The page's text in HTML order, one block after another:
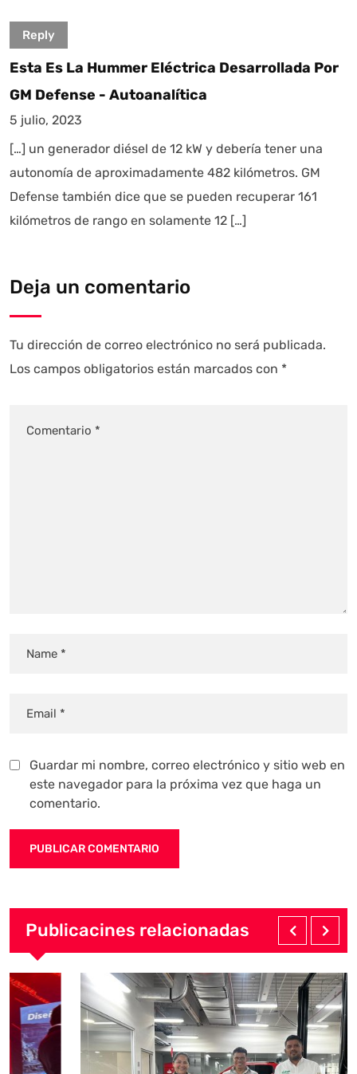
Reply
Esta Es La Hummer Eléctrica Desarrollada Por
GM Defense - Autoanalítica
5 julio, 2023
[…] un generador diésel de 12 kW y debería tener una
autonomía de aproximadamente 482 kilómetros. GM
Defense también dice que se pueden recuperar 161
kilómetros de rango en solamente 12 […]
Deja un comentario
Tu dirección de correo electrónico no será publicada.
Los campos obligatorios están marcados con *
Guardar mi nombre, correo electrónico y sitio web en
este navegador para la próxima vez que haga un
comentario.
Publicacines relacionadas